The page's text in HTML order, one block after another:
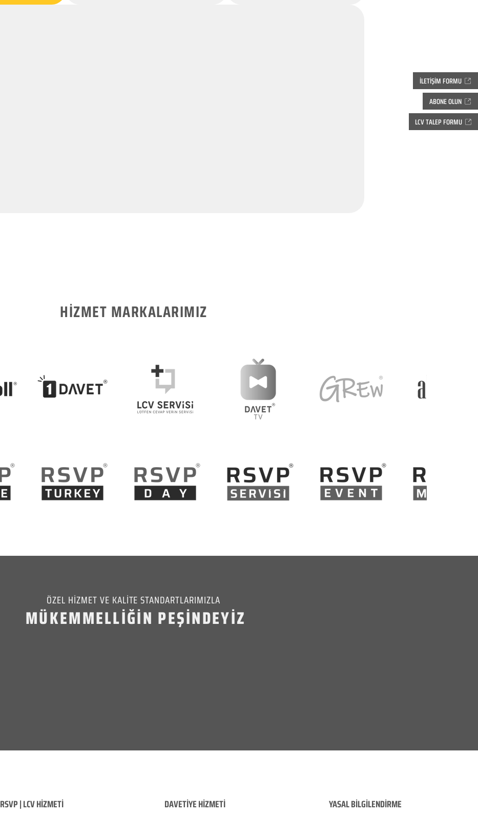
ABONE OLUN
LCV TALEP FORMU
İLETİŞİM FORMU
HİZMET MARKALARIMIZ
ÖZEL HİZMET VE KALİTE STANDARTLARIMIZLA
MÜKEMMELLİĞİN PEŞİNDEYİZ
RSVP | LCV HİZMETİ DAVETİYE HİZMETİ YASAL BİLGİLENDİRME